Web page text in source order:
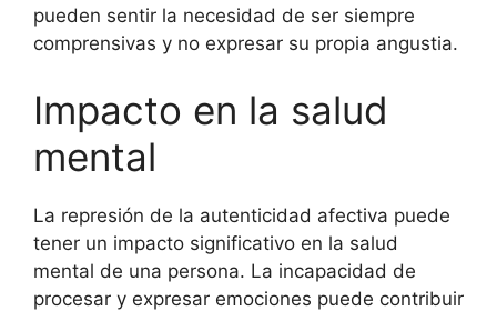
pueden sentir la necesidad de ser siempre
comprensivas y no expresar su propia angustia.
Impacto en la salud
mental
La represión de la autenticidad afectiva puede
tener un impacto significativo en la salud
mental de una persona. La incapacidad de
procesar y expresar emociones puede contribuir